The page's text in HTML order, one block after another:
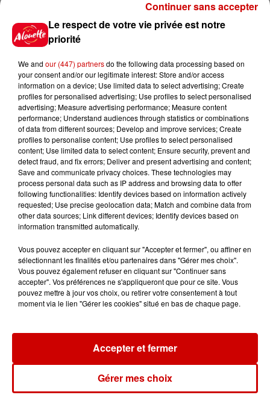
Jeux
Gagnez vos places pour le
Festival du Roi Arthur 2026 !
Gagnez vos entrées pour le
Musée du Sport Automobile au
Mans !
Alouette vous invite à
Le Duel - Gagnez votre balade
Le respect de votre vie privée est notre
priorité
We and our (447) partnersdo the following data processing based on
your consent and/or our legitimate interest: Store and/or access
information on a device; Use limited data to select advertising; Create
profiles for personalised advertising; Use profiles to select personalised
advertising; Measure advertising performance; Measure content
performance; Understand audiences through statistics or combinations
of data from different sources; Develop and improve services; Create
profiles to personalise content; Use profiles to select personalised
content; Use limited data to select content; Ensure security, prevent and
detect fraud, and fix errors; Deliver and present advertising and content;
Save and communicate privacy choices. These technologies may
process personal data such as IP address and browsing data to offer
following functionalities: Identify devices based on information actively
requested; Use precise geolocation data; Match and combine data from
other data sources; Link different devices; Identify devices based on
information transmitted automatically.
Vous pouvez accepter en cliquant sur "Accepter et fermer", ou affiner en
sélectionnant les finalités et/ou partenaires dans "Gérer mes choix".
Vous pouvez également refuser en cliquant sur "Continuer sans
accepter". Vos préférences ne s'appliqueront que pour ce site. Vous
pouvez mettre à jour vos choix, ou retirer votre consentement à tout
moment via le lien "Gérer les cookies" situé en bas de chaque page.
Gérer mes choix
Accepter et fermer
Continuer sans accepter